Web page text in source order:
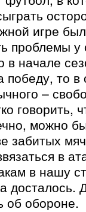
игре
проблемы у
в начале
победу, то
–
говорить,
можно
забитых
в
в нашу
досталось.
об обороне.